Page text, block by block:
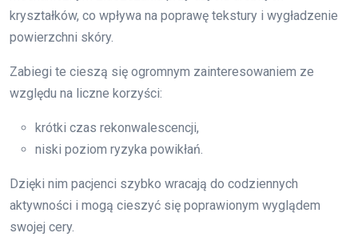
kryształków, co wpływa na poprawę tekstury i wygładzenie
powierzchni skóry.
Zabiegi te cieszą się ogromnym zainteresowaniem ze
względu na liczne korzyści:
krótki czas rekonwalescencji,
niski poziom ryzyka powikłań.
Dzięki nim pacjenci szybko wracają do codziennych
aktywności i mogą cieszyć się poprawionym wyglądem
swojej cery.